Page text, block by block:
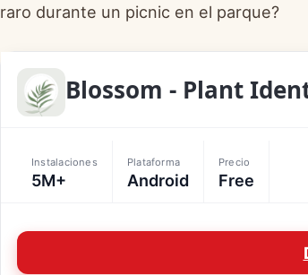
raro durante un picnic en el parque?
Blossom - Plant
Instalaciones
5M+
Plataforma
Android
Precio
Free